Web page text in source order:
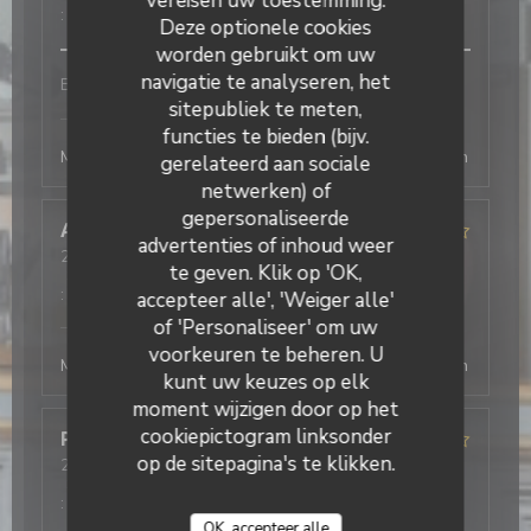
Deze optionele cookies
worden gebruikt om uw
navigatie te analyseren, het
sitepubliek te meten,
functies te bieden (bijv.
gerelateerd aan sociale
netwerken) of
gepersonaliseerde
advertenties of inhoud weer
te geven. Klik op 'OK,
accepteer alle', 'Weiger alle'
of 'Personaliseer' om uw
voorkeuren te beheren. U
kunt uw keuzes op elk
moment wijzigen door op het
cookiepictogram linksonder
op de sitepagina's te klikken.
:
Bon service et efficace
heeft op deze beoordeling gereageerd
Merci beaucoup ! Au plaisir de vous revoir, la direction
Antonio
2026-08-03- 19:30 - Gasten 2
Atmosfeer: 4/5 Keuken :5/5
:
L'Office heeft op deze beoordeling gereageerd
Merci beaucoup ! Au plaisir de vous revoir, la direction
Philippe
D
2026-08-03- 19:45 - Gasten 4
: